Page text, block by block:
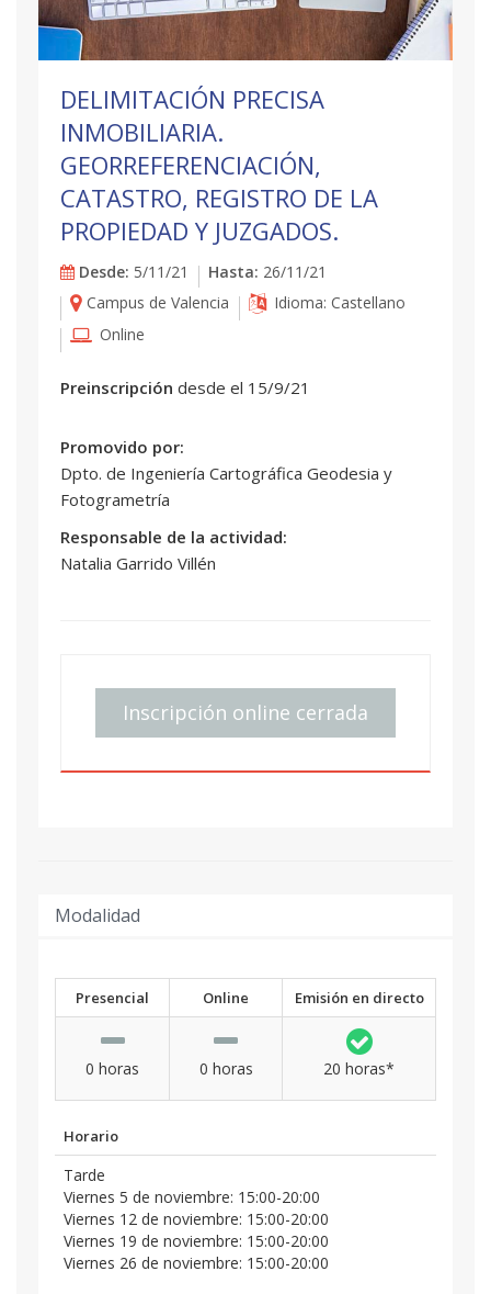
DELIMITACIÓN PRECISA
INMOBILIARIA.
GEORREFERENCIACIÓN,
CATASTRO, REGISTRO DE LA
PROPIEDAD Y JUZGADOS.
Desde: 5/11/21 Hasta: 26/11/21
Campus de Valencia
Idioma: Castellano
Online
Preinscripción desde el 15/9/21
Promovido por:
Dpto. de Ingeniería Cartográfica Geodesia y
Fotogrametría
Responsable de la actividad:
Natalia Garrido Villén
Inscripción online cerrada
Modalidad
Presencial Online Emisión en directo
0 horas 0 horas 20 horas*
Horario
Tarde
Viernes 5 de noviembre: 15:00-20:00
Viernes 12 de noviembre: 15:00-20:00
Viernes 19 de noviembre: 15:00-20:00
Viernes 26 de noviembre: 15:00-20:00